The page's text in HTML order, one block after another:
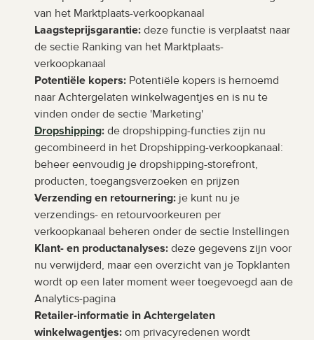
van het Marktplaats-verkoopkanaal
Laagsteprijsgarantie: deze functie is verplaatst naar
de sectie Ranking van het Marktplaats-
verkoopkanaal
Potentiële kopers: Potentiële kopers is hernoemd
naar Achtergelaten winkelwagentjes en is nu te
vinden onder de sectie 'Marketing'
Dropshipping: de dropshipping-functies zijn nu
gecombineerd in het Dropshipping-verkoopkanaal:
beheer eenvoudig je dropshipping-storefront,
producten, toegangsverzoeken en prijzen
Verzending en retournering: je kunt nu je
verzendings- en retourvoorkeuren per
verkoopkanaal beheren onder de sectie Instellingen
Klant- en productanalyses: deze gegevens zijn voor
nu verwijderd, maar een overzicht van je Topklanten
wordt op een later moment weer toegevoegd aan de
Analytics-pagina
Retailer-informatie in Achtergelaten
winkelwagentjes: om privacyredenen wordt